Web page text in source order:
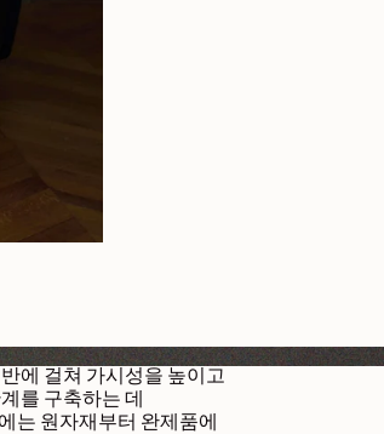
에 걸쳐 가시성을 높이고
를 구축하는 데
는 원자재부터 완제품에